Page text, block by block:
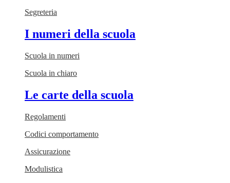
Segreteria
I numeri della scuola
Scuola in numeri
Scuola in chiaro
Le carte della scuola
Regolamenti
Codici comportamento
Assicurazione
Modulistica